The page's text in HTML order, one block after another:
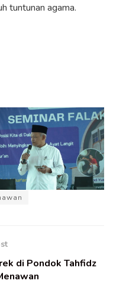
tuntunan agama.
di Pondok Tahfidz